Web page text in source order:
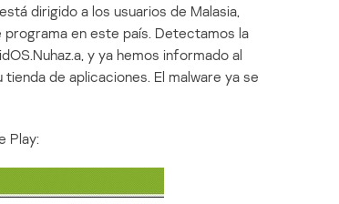
dirigido a los usuarios de Malasia,
en este país. Detectamos la
y ya hemos informado al
de aplicaciones. El malware ya se
Play: